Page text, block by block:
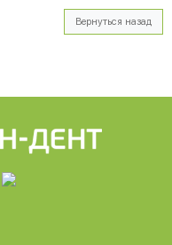
Вернуться назад